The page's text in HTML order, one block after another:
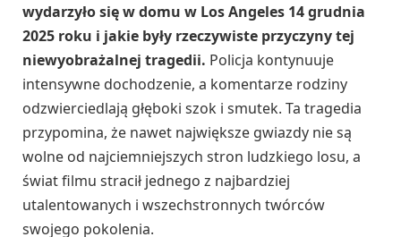
wydarzyło się w domu w Los Angeles 14 grudnia
2025 roku i jakie były rzeczywiste przyczyny tej
niewyobrażalnej tragedii. Policja kontynuuje
intensywne dochodzenie, a komentarze rodziny
odzwierciedlają głęboki szok i smutek. Ta tragedia
przypomina, że nawet największe gwiazdy nie są
wolne od najciemniejszych stron ludzkiego losu, a
świat filmu stracił jednego z najbardziej
utalentowanych i wszechstronnych twórców
swojego pokolenia.